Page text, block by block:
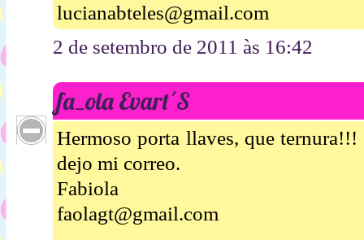
lucianabteles@gmail.com
2 de setembro de 2011 às 16:42
fa_ola Evart´S
Hermoso porta llaves, que
dejo mi correo.
Fabiola
faolagt@gmail.com